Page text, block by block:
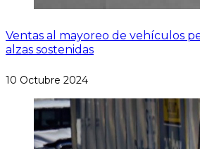
Ventas al mayoreo de vehículos
alzas sostenidas
10 Octubre 2024